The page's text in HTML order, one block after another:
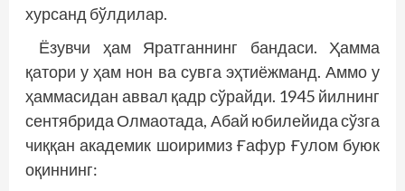
хурсанд бўлдилар.
Ёзувчи ҳам Яратганнинг бандаси. Ҳамма
қатори у ҳам нон ва сувга эҳтиёжманд. Аммо у
ҳаммасидан аввал қадр сўрайди. 1945 йилнинг
сентябрида Олмаотада, Абай юбилейида сўзга
чиққан академик шоиримиз Ғафур Ғулом буюк
оқиннинг: